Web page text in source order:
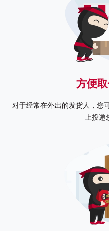
方便
对于经常在外出的发货人，您
上投递